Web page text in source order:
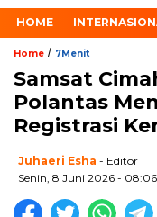
HOME
Home / 7Menit
Samsat
Polantas
Registrasi
Juhaeri Esha - Editor
Senin, 8 Juni 2026 -